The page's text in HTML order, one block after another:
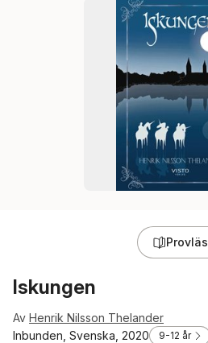
Provläs
Iskungen
Av Henrik Nilsson Thelander
Inbunden, Svenska, 2020
9-12 år